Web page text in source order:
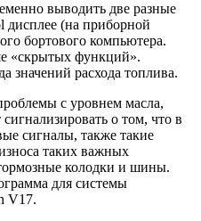
выводить две разные
дисплее (на приборной
бортового компьютера.
«скрытых функций».
значений расхода топлива.
с уровнем масла,
о том, что в
сигналы, также такие
таких важных
колодки и шины.
для системы
V17.